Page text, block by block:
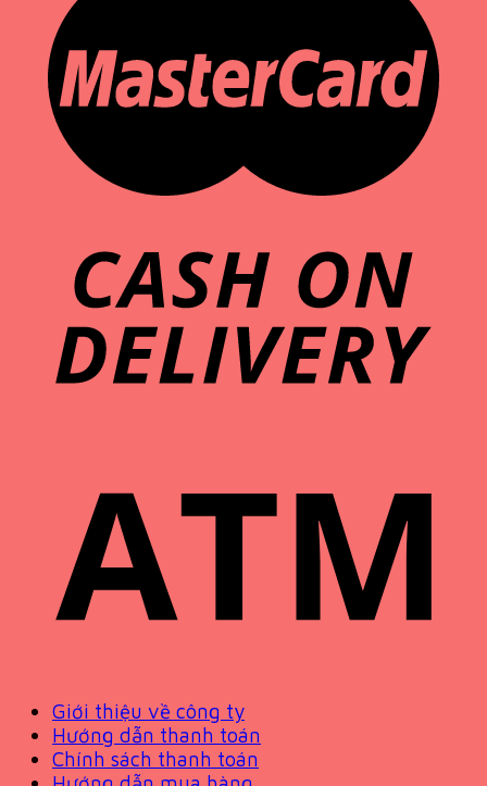
Giới thiệu về công ty
Hướng dẫn thanh toán
Chính sách thanh toán